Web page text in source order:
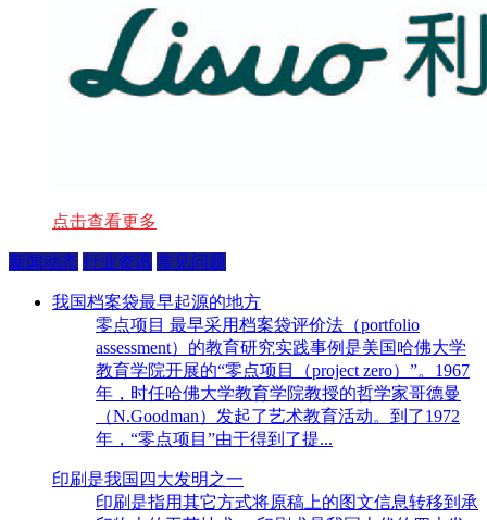
点击查看更多
新闻动态 行业资讯 常见问题
我国档案袋最早起源的地方
零点项目 最早采用档案袋评价法（portfolio
assessment）的教育研究实践事例是美国哈佛大学
教育学院开展的“零点项目（project zero）”。1967
年，时任哈佛大学教育学院教授的哲学家哥德曼
（N.Goodman）发起了艺术教育活动。到了1972
年，“零点项目”由于得到了提...
印刷是我国四大发明之一
印刷是指用其它方式将原稿上的图文信息转移到承